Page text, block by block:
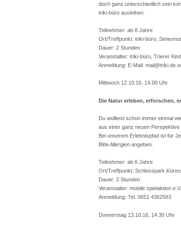
doch ganz unterschiedlich sein
triki-büro ausleihen.
Teilnehmer: ab 8 Jahre
Ort/Treffpunkt: triki-büro,
Dauer: 2 Stunden
Veranstalter: triki-büro, Trierer
Anmeldung: E-Mail: mail@triki.de
Mittwoch 12.10.16, 14.00 Uhr
Die Natur erleben, erforschen,
Du wolltest schon immer einmal
aus einer ganz neuen
Bei unserem Erlebnispfad ist für
Bitte Allergien angeben.
Teilnehmer: ab 6 Jahre
Ort/Treffpunkt: Schlosspark
Dauer: 2 Stunden
Veranstalter: mobile spielaktion e.V.
Anmeldung: Tel. 0651 4362583
Donnerstag 13.10.16, 14.30 Uhr